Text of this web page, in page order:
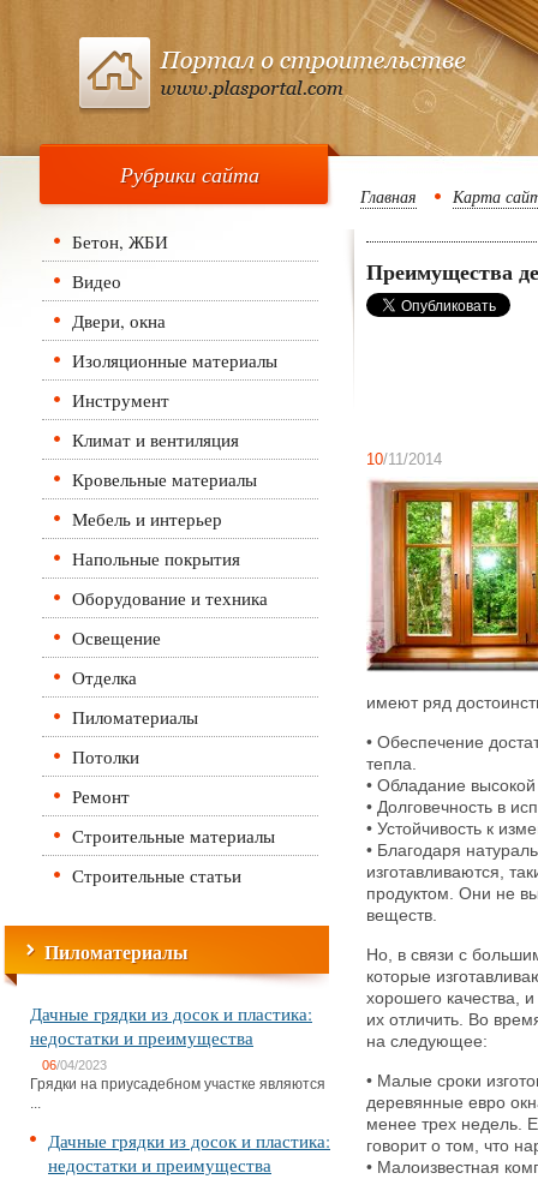
Рубрики сайта
Бетон, ЖБИ
Видео
Двери, окна
Изоляционные материалы
Инструмент
Климат и вентиляция
Кровельные материалы
Мебель и интерьер
Напольные покрытия
Оборудование и техника
Освещение
Отделка
Пиломатериалы
Потолки
Ремонт
Строительные материалы
Строительные статьи
Пиломатериалы
Дачные грядки из досок и пластика:
недостатки и преимущества
06/04/2023
Грядки на приусадебном участке являются
...
Дачные грядки из досок и пластика:
недостатки и преимущества
Главная Карта
Преимущества
10/11/2014
имеют ряд
• Обеспечение
тепла.
• Обладание
• Долговечность в
• Устойчивость к
• Благодаря
изготавливаются,
продуктом. Они не
веществ.
Но, в связи с
которые
хорошего качества,
их отличить. Во
на следующее:
• Малые сроки
деревянные евро
менее трех недель.
говорит о том, что
• Малоизвестная